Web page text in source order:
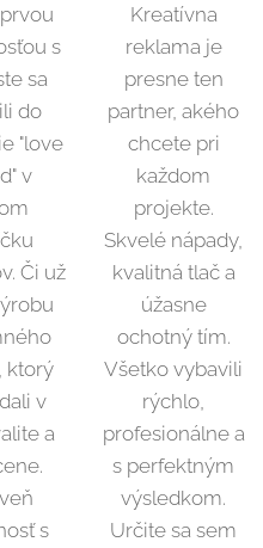
s
sa
do
"love
v
Či už
ktorý
v
a
s
Kreatívna
reklama je
presne ten
partner, akého
chcete pri
každom
projekte.
Skvelé nápady,
kvalitná tlač a
úžasne
ochotný tím.
Všetko vybavili
rýchlo,
profesionálne a
s perfektným
výsledkom.
Určite sa sem